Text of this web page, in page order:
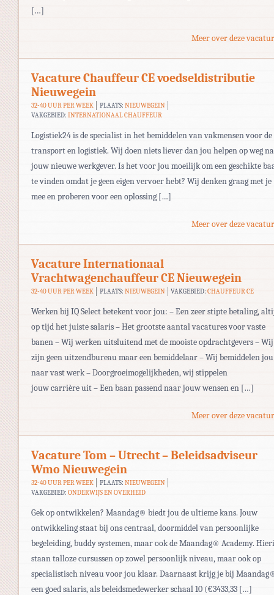
[…]
Meer over deze
Vacature Chauffeur CE voedseldistributie
Nieuwegein
32-40 UUR PER WEEK PLAATS: NIEUWEGEIN
VAKGEBIED: INTERNATIONAAL CHAUFFEUR
Logistiek24 is de specialist in het bemiddelen van vakmensen voor de
transport en logistiek. Wij doen niets liever dan jou helpen op weg
jouw nieuwe werkgever. Is het voor jou moeilijk om een geschikte
te vinden omdat je geen eigen vervoer hebt? Wij denken graag met je
mee en proberen voor een oplossing […]
Meer over deze
Vacature Internationaal
Vrachtwagenchauffeur CE Nieuwegein
32-40 UUR PER WEEK PLAATS: NIEUWEGEIN VAKGEBIED:CHAUFFEUR CE
Werken bij IQ Select betekent voor jou: – Een zeer stipte betaling,
op tijd het juiste salaris – Het grootste aantal vacatures voor vaste
banen – Wij werken uitsluitend met de mooiste opdrachtgevers – Wij
zijn geen uitzendbureau maar een bemiddelaar – Wij bemiddelen jou
naar vast werk – Doorgroeimogelijkheden, wij stippelen
jouw carrière uit – Een baan passend naar jouw wensen en […]
Meer over deze
Vacature Tom – Utrecht – Beleidsadviseur
Wmo Nieuwegein
32-40 UUR PER WEEK PLAATS: NIEUWEGEIN
VAKGEBIED: ONDERWIJS EN OVERHEID
Gek op ontwikkelen? Maandag® biedt jou de ultieme kans. Jouw
ontwikkeling staat bij ons centraal, doormiddel van persoonlijke
begeleiding, buddy systemen, maar ook de Maandag® Academy.
staan talloze cursussen op zowel persoonlijk niveau, maar ook op
specialistisch niveau voor jou klaar. Daarnaast krijg je bij
een goed salaris, als beleidsmedewerker schaal 10 (€3433,33 […]